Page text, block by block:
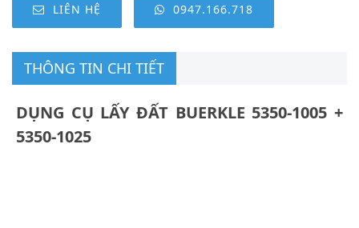
LIÊN HỆ 0947.166.718
THÔNG TIN CHI TIẾT
DỤNG CỤ LẤY ĐẤT BUERKLE 5350-1005 +
5350-1025